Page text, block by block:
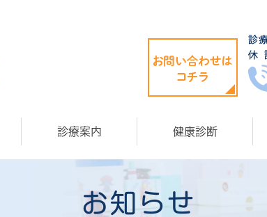
診療案内 健康診断
お知らせ